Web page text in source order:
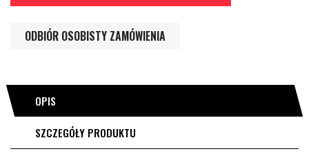
ODBIÓR OSOBISTY ZAMÓWIENIA
OPIS
SZCZEGÓŁY PRODUKTU